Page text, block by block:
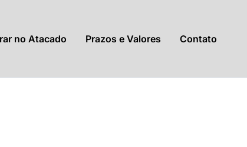
no Atacado Prazos e Valores Contato